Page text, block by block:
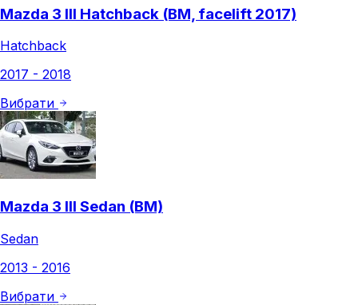
Mazda 3 III Hatchback (BM, facelift 2017)
Hatchback
2017 - 2018
Вибрати
Mazda 3 III Sedan (BM)
Sedan
2013 - 2016
Вибрати